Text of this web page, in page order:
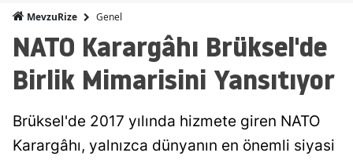
MevzuRize Genel
NATO Karargâhı Brüksel'de
Birlik Mimarisini Yansıtıyor
Brüksel'de 2017 yılında hizmete giren NATO
Karargâhı, yalnızca dünyanın en önemli siyasi